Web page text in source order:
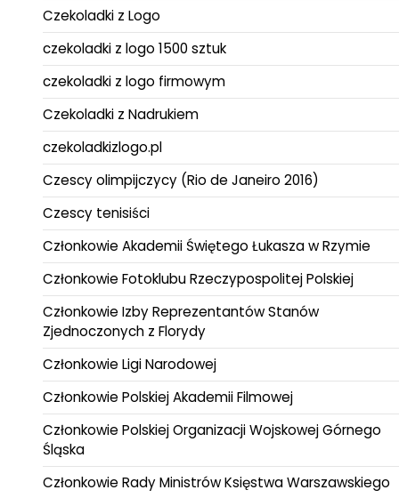
Czekoladki z Logo
czekoladki z logo 1500 sztuk
czekoladki z logo firmowym
Czekoladki z Nadrukiem
czekoladkizlogo.pl
Czescy olimpijczycy (Rio de Janeiro 2016)
Czescy tenisiści
Członkowie Akademii Świętego Łukasza w Rzymie
Członkowie Fotoklubu Rzeczypospolitej Polskiej
Członkowie Izby Reprezentantów Stanów
Zjednoczonych z Florydy
Członkowie Ligi Narodowej
Członkowie Polskiej Akademii Filmowej
Członkowie Polskiej Organizacji Wojskowej Górnego
Śląska
Członkowie Rady Ministrów Księstwa Warszawskiego